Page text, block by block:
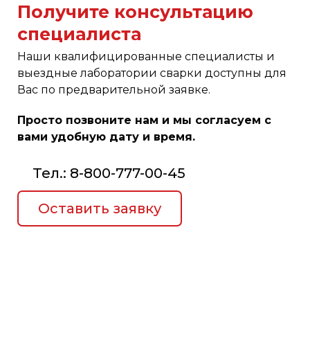
Получите консультацию
специалиста
Наши квалифицированные специалисты и
выездные лаборатории сварки доступны для
Вас по предварительной заявке.
Просто позвоните нам и мы согласуем с
вами удобную дату и время.
Тел.: 8-800-777-00-45
Оставить заявку